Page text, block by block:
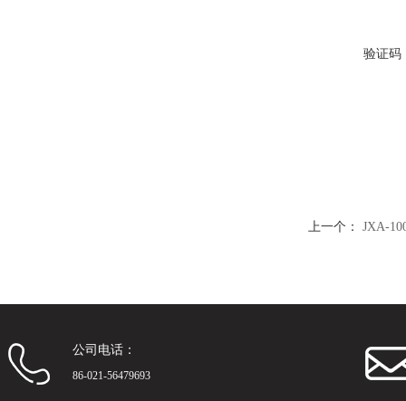
验证码
上一个： JXA-
公司电话：
86-021-56479693